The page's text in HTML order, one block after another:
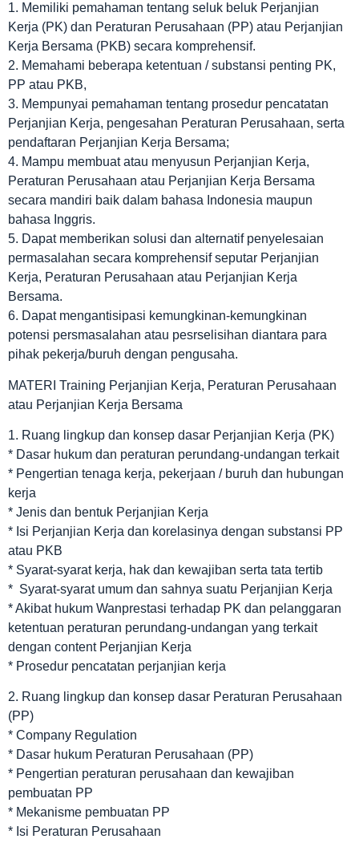
1. Memiliki pemahaman tentang seluk beluk Perjanjian
Kerja (PK) dan Peraturan Perusahaan (PP) atau Perjanjian
Kerja Bersama (PKB) secara komprehensif.
2. Memahami beberapa ketentuan / substansi penting PK,
PP atau PKB,
3. Mempunyai pemahaman tentang prosedur pencatatan
Perjanjian Kerja, pengesahan Peraturan Perusahaan, serta
pendaftaran Perjanjian Kerja Bersama;
4. Mampu membuat atau menyusun Perjanjian Kerja,
Peraturan Perusahaan atau Perjanjian Kerja Bersama
secara mandiri baik dalam bahasa Indonesia maupun
bahasa Inggris.
5. Dapat memberikan solusi dan alternatif penyelesaian
permasalahan secara komprehensif seputar Perjanjian
Kerja, Peraturan Perusahaan atau Perjanjian Kerja
Bersama.
6. Dapat mengantisipasi kemungkinan-kemungkinan
potensi persmasalahan atau pesrselisihan diantara para
pihak pekerja/buruh dengan pengusaha.
MATERI Training Perjanjian Kerja, Peraturan Perusahaan
atau Perjanjian Kerja Bersama
1. Ruang lingkup dan konsep dasar Perjanjian Kerja (PK)
* Dasar hukum dan peraturan perundang-undangan terkait
* Pengertian tenaga kerja, pekerjaan / buruh dan hubungan
kerja
* Jenis dan bentuk Perjanjian Kerja
* Isi Perjanjian Kerja dan korelasinya dengan substansi PP
atau PKB
* Syarat-syarat kerja, hak dan kewajiban serta tata tertib
* Syarat-syarat umum dan sahnya suatu Perjanjian Kerja
* Akibat hukum Wanprestasi terhadap PK dan pelanggaran
ketentuan peraturan perundang-undangan yang terkait
dengan content Perjanjian Kerja
* Prosedur pencatatan perjanjian kerja
2. Ruang lingkup dan konsep dasar Peraturan Perusahaan
(PP)
* Company Regulation
* Dasar hukum Peraturan Perusahaan (PP)
* Pengertian peraturan perusahaan dan kewajiban
pembuatan PP
* Mekanisme pembuatan PP
* Isi Peraturan Perusahaan